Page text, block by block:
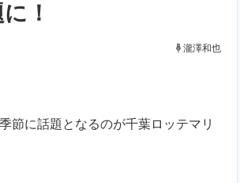
エネルギー
！
瀧澤和也
節に話題となるのが千葉ロッテマリ